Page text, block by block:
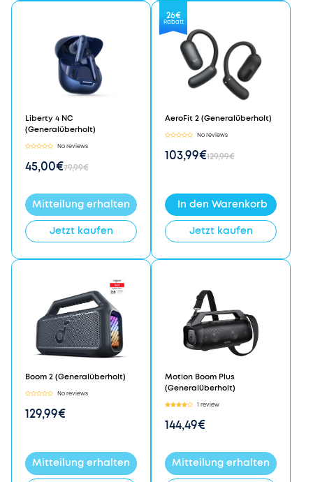
Liberty 4 NC
(Generalüberholt)
No reviews
45,00€79,99€
Mitteilung erhalten
Jetzt kaufen
26€
Rabatt
AeroFit 2 (Generalüberholt)
No reviews
103,99€129,99€
In den Warenkorb
Jetzt kaufen
Boom 2 (Generalüberholt)
No reviews
129,99€
Mitteilung erhalten
Motion Boom Plus
(Generalüberholt)
1 review
144,49€
Mitteilung erhalten